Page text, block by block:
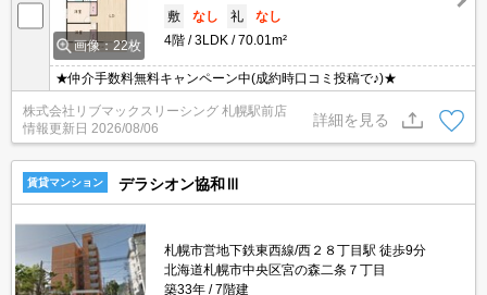
画像：22枚
敷
なし 礼
なし
4階
3LDK 70.01m²
★仲介手数料無料キャンペーン中(成約時口コミ投稿で♪)★
株式会社リブマックスリーシング 札幌駅前店
情報更新日 2026/08/06
詳細を見る
賃貸マンション デラシオン協和Ⅲ
札幌市営地下鉄東西線/西２８丁目駅 徒歩9分
北海道札幌市中央区宮の森二条７丁目
築33年
7階建